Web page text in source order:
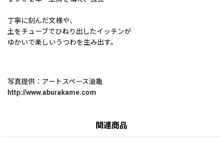
丁寧に刻んだ文様や、
土をチューブでひねり出したイッチンが
ゆかいで楽しいうつわを生み出す。
写真提供：アートスペース油亀
http://www.aburakame.com
関連商品